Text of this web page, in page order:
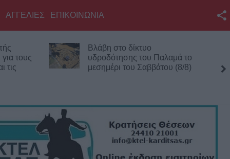
Twitter
YouTube
Επικοινωνία με το
ΑΓΓΕΛΙΕΣ ΕΠΙΚΟΙΝΩΝΙΑ
τους
τις
Βλάβη στο δίκτυο
υδροδότησης του Παλαμά το
μεσημέρι του Σαββάτου (8/8)